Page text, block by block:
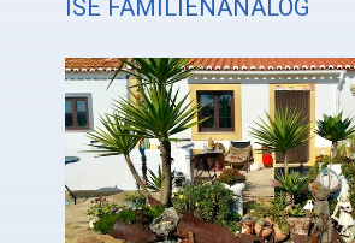
ISE FAMILIENANALOG